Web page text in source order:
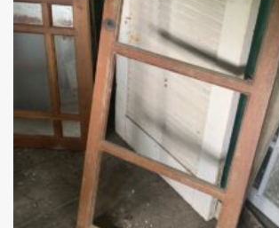
Add
ao
Favoritos